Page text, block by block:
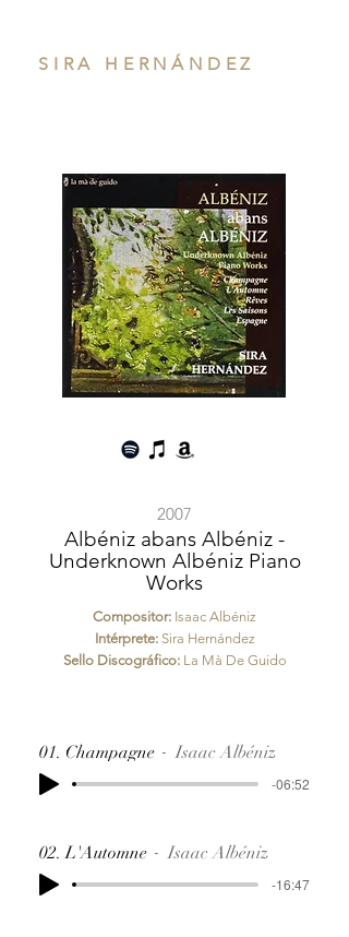
SIRA HERNÁNDEZ
2007
Albéniz abans Albéniz -
Underknown Albéniz Piano
Works
Compositor: Isaac Albéniz
Intérprete: Sira Hernández
Sello Discográfico: La Mà De Guido
01. Champagne Isaac Albéniz
-06:52
02. L'Automne Isaac Albéniz
-16:47